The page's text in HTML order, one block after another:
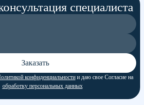
специалиста
Заказать
конфиденциальности и даю свое Согласие на
обработку персональных данных